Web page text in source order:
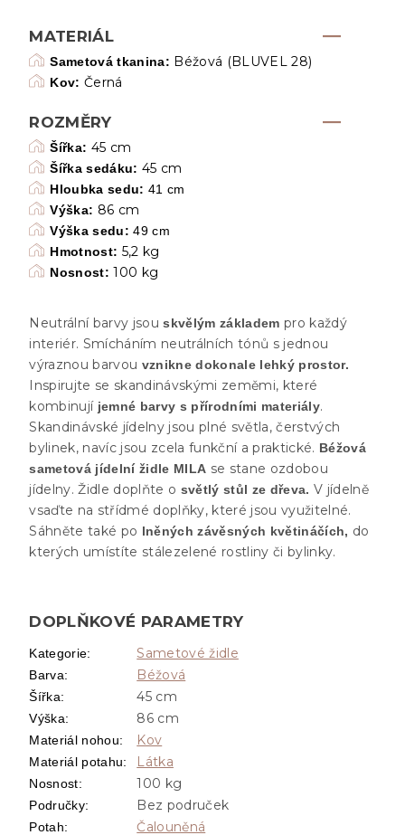
MATERIÁL
Sametová tkanina: Béžová (BLUVEL 28)
Kov: Černá
ROZMĚRY
Šířka: 45 cm
Šířka sedáku: 45 cm
Hloubka sedu: 41 cm
Výška: 86 cm
Výška sedu: 49 cm
Hmotnost: 5,2 kg
Nosnost: 100 kg
Neutrální barvy jsouskvělým základem pro každý
interiér. Smícháním neutrálních tónů s jednou
výraznou barvou vznikne dokonale lehký prostor.
Inspirujte se skandinávskými zeměmi, které
kombinují jemné barvy s přírodními materiály.
Skandinávské jídelny jsou plné světla, čerstvých
bylinek, navíc jsou zcela funkční a praktické. Béžová
sametová jídelní židle MILA se stane ozdobou
jídelny. Židle doplňte o světlý stůl ze dřeva. V jídelně
vsaďte na střídmé doplňky, které jsou využitelné.
Sáhněte také po lněných závěsných květináčích, do
kterých umístíte stálezelené rostliny či bylinky.
DOPLŇKOVÉ PARAMETRY
Kategorie: Sametové židle
Barva: Béžová
Šířka: 45 cm
Výška: 86 cm
Materiál nohou: Kov
Materiál potahu: Látka
Nosnost: 100 kg
Područky: Bez područek
Potah: Čalouněná